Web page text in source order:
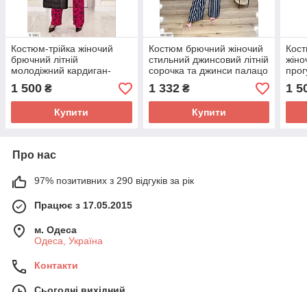
Костюм-трійка жіночий
брючний літній
молодіжний кардиган-
сорочка, блузка, штани
великих розмірів
1 500 ₴
Купити
Костюм брючний жіночий
стильний джинсовий літній
сорочка та джинси палацо
в смужку великих розмірів
50-56
1 332₴
Купити
1
Про нас
97% позитивних з 290 відгуків за рік
Працює з 17.05.2015
м. Одеса
Одеса, Україна
Контакти